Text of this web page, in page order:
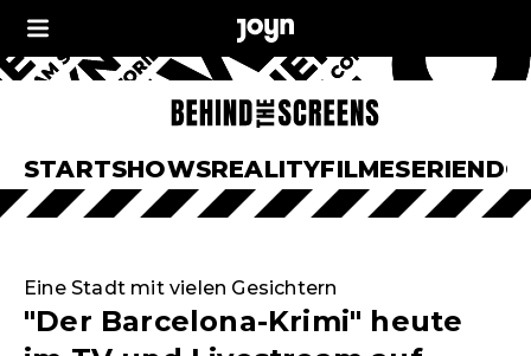
STARTSHOWSREALITYFILMESERIEN
Eine Stadt mit vielen Gesichtern
"Der Barcelona-Krimi" heute